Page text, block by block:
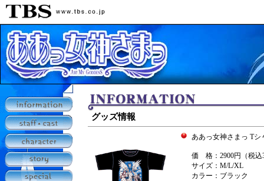
グッズ情報
ああっ女神さまっ Tシ
価 格：2900円（税込
サイズ：M/L/XL
カラー：ブラック